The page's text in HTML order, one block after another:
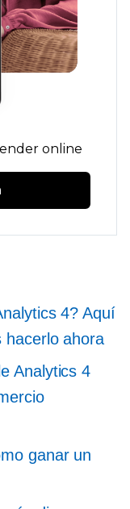
online
4? Aquí
hacerlo ahora
Analytics 4
ganar un